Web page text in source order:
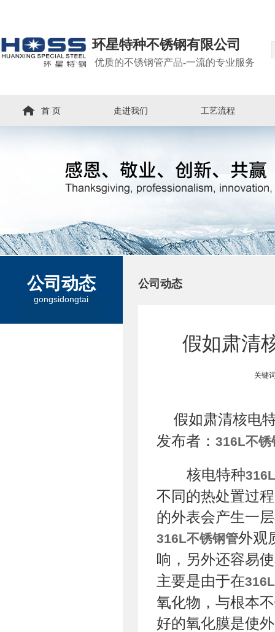
环星特种不锈钢有限公司
优质的不锈钢管产品-一流的专业服务
首 页 走进我们 工艺流程
公司动态
gongsidongtai
公司动态
假如肃清
关键
假如肃清核电
发布者： 316L不锈
核电特种
不同的热处置过
的外表会产生一
316L不锈钢管外观
响，另外还容易使
主要是由于在
氧化物，与根本
好的氧化膜是使